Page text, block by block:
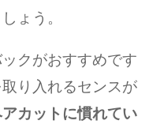
ょう。
クがおすすめです
り入れるセンスが
カットに慣れてい